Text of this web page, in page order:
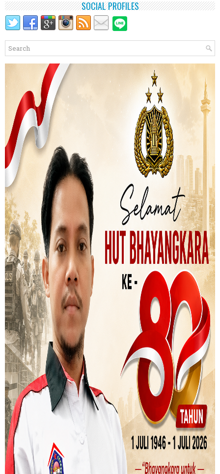
SOCIAL PROFILES